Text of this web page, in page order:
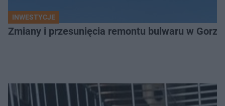
INWESTYCJE
Zmiany i przesunięcia remontu bulwaru w